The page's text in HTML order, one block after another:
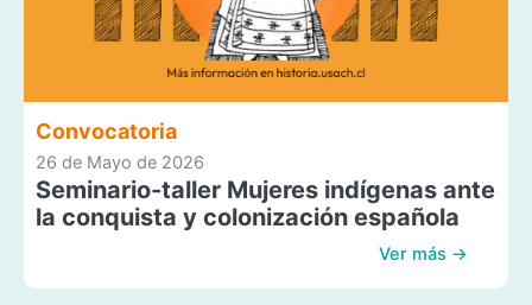
Convocatoria
26 de Mayo de 2026
Seminario-taller Mujeres indígenas ante
la conquista y colonización española
Ver más →